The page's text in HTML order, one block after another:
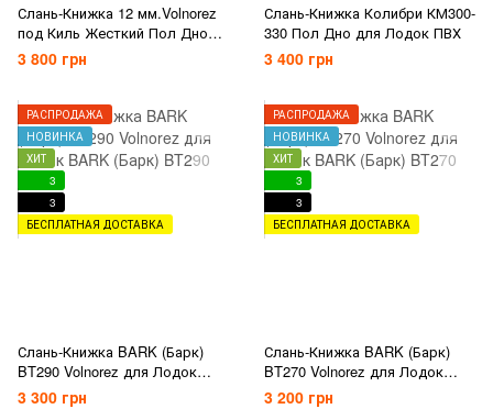
Слань-Книжка 12 мм.Volnorez
под Киль Жесткий Пол Дно
для Лодок ПВХ 12 мм.
3 800 грн
Слань-Книжка Колибри КМ300-
330 Пол Дно для Лодок ПВХ
3 400 грн
РАСПРОДАЖА
НОВИНКА
ХИТ
3
3
БЕСПЛАТНАЯ ДОСТАВКА
Слань-Книжка BARK (Барк)
BT290 Volnorez для Лодок
BARK (Барк) BT290
3 300 грн
РАСПРОДАЖА
НОВИНКА
ХИТ
3
3
БЕСПЛАТНАЯ ДОСТАВКА
Слань-Книжка BARK (Барк)
BT270 Volnorez для Лодок
BARK (Барк) BT270
3 200 грн